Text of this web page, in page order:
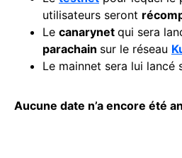
utilisateurs seront
Le canarynet qui sera
parachain sur le réseau
Le mainnet sera lui lancé
Aucune date n’a encore été